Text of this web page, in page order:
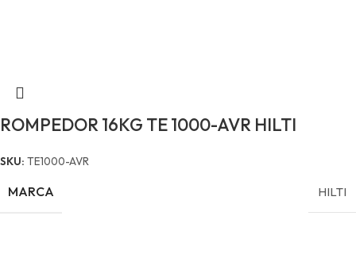
ROMPEDOR 16KG TE 1000-AVR HILTI
SKU: TE1000-AVR
MARCA HILTI